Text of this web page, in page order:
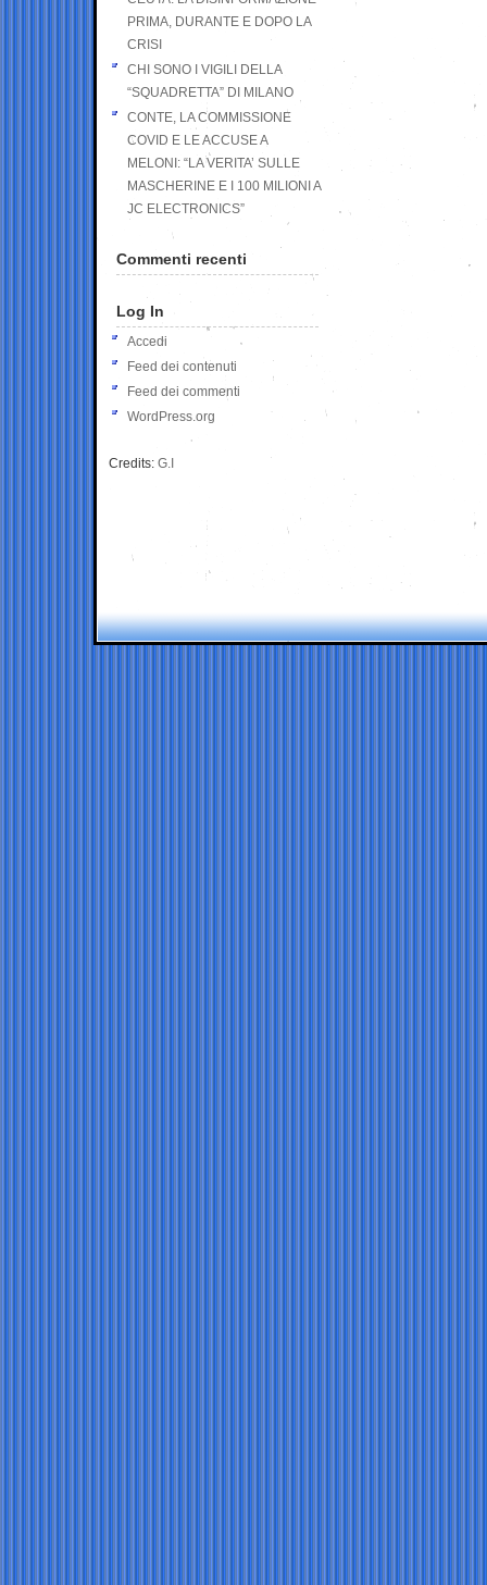
PRIMA, DURANTE E DOPO LA
CRISI
CHI SONO I VIGILI DELLA
“SQUADRETTA” DI MILANO
CONTE, LA COMMISSIONE
COVID E LE ACCUSE A
MELONI: “LA VERITA’ SULLE
MASCHERINE E I 100 MILIONI A
JC ELECTRONICS”
Commenti recenti
Log In
Accedi
Feed dei contenuti
Feed dei commenti
WordPress.org
Credits: G.I